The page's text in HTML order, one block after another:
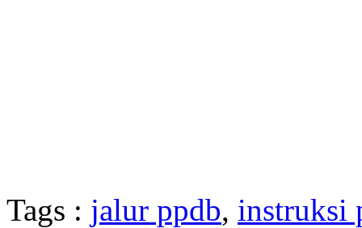
Tags : jalur ppdb, instruksi